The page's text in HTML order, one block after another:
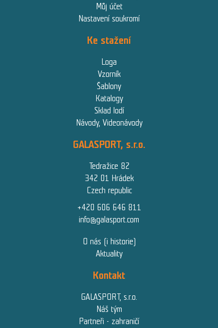
Můj účet
Nastavení soukromí
Ke stažení
Loga
Vzorník
Šablony
Katalogy
Sklad lodí
Návody, Videonávody
GALASPORT, s.r.o.
Tedražice 82
342 01 Hrádek
Czech republic
+420 606 646 811
info@galasport.com
O nás (i historie)
Aktuality
Kontakt
GALASPORT, s.r.o.
Náš tým
Partneři - zahraničí